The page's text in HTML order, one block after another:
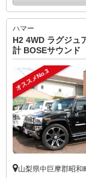
ハマー
H2 4WD ラグジュ
計 BOSEサウンド
オススメNo.3
山梨県中巨摩郡昭和